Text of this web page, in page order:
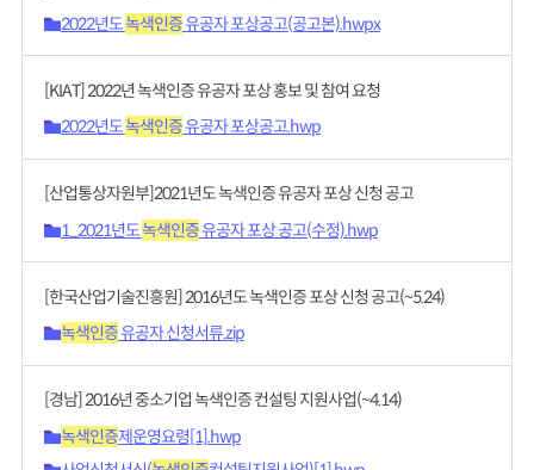
2022년도녹색인증유공자 포상공고(공고본).hwpx
[KIAT] 2022년 녹색인증 유공자 포상 홍보 및 참여 요청
2022년도녹색인증유공자 포상공고.hwp
[산업통상자원부]2021년도 녹색인증 유공자 포상 신청 공고
1_2021년도녹색인증유공자 포상 공고(수정).hwp
[한국산업기술진흥원] 2016년도 녹색인증 포상 신청 공고(~5.24)
녹색인증유공자 신청서류.zip
[경남] 2016년 중소기업 녹색인증 컨설팅 지원사업(~4.14)
녹색인증제운영요령[1].hwp